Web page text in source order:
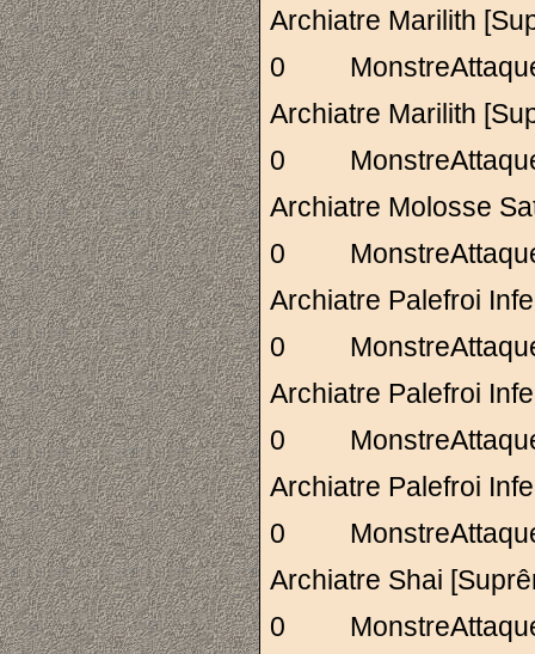
Archiatre Marilith
0
Archiatre Marilith
0
Archiatre Molosse
0
Archiatre Palefroi
0
Archiatre Palefroi
0
Archiatre Palefroi
0
Archiatre Shai
0